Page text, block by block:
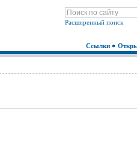
Расширенный поиск
Ссылки